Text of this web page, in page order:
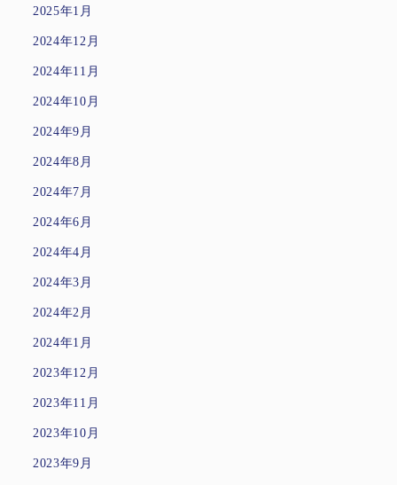
2025年1月
2024年12月
2024年11月
2024年10月
2024年9月
2024年8月
2024年7月
2024年6月
2024年4月
2024年3月
2024年2月
2024年1月
2023年12月
2023年11月
2023年10月
2023年9月